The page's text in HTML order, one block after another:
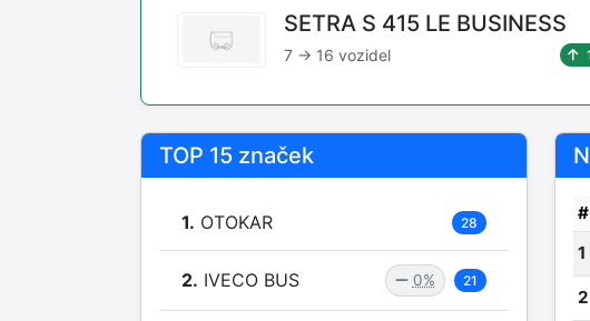
SETRA S 415 LE BUSINESS
7 → 16 vozidel
TOP 15 značek
1. OTOKAR 28
2. IVECO BUS 0% 21
#
1
2